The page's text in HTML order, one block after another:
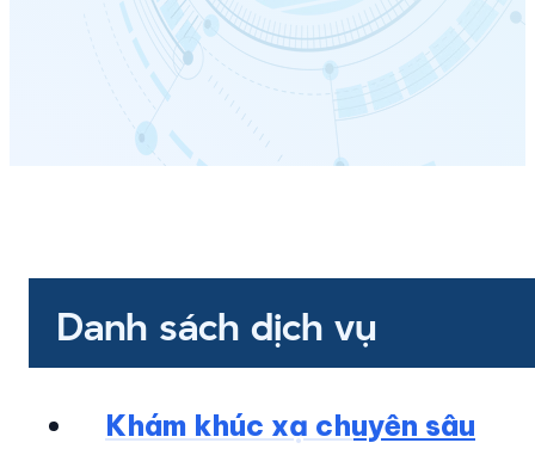
Trang chủ/Khám khúc xạ
chuyên sâu
Danh sách dịch vụ
Khám khúc xạ chuyên sâu